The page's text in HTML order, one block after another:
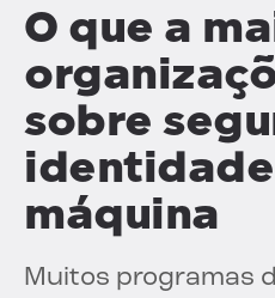
O que a
sobre
máquina
Muitos programas